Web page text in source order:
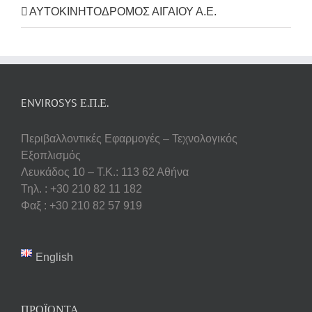
ΑΥΤΟΚΙΝΗΤΟΔΡΟΜΟΣ ΑΙΓΑΙΟΥ Α.Ε.
ENVIROSYS Ε.Π.Ε.
Περιβαλλοντικές Εφαρμογές – Τεχνολογικός
Εξοπλισμός
Λευκάδος 10 – Τ.Κ.: 113 62 Αθήνα
Τηλ. : +30 210 82 11 182
Φαξ : +30 210 82 57 919
English
ΠΡΟΪΟΝΤΑ